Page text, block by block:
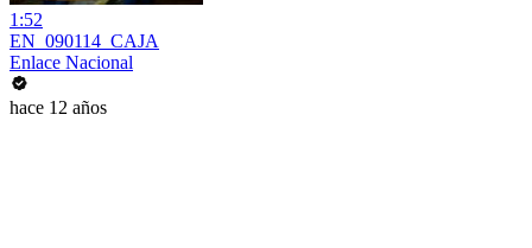
1:52
EN_090114_CAJA
Enlace Nacional
hace 12 años